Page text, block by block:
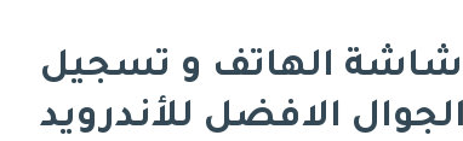
شاشة الهاتف و تسجيل
الافضل للأندرويد